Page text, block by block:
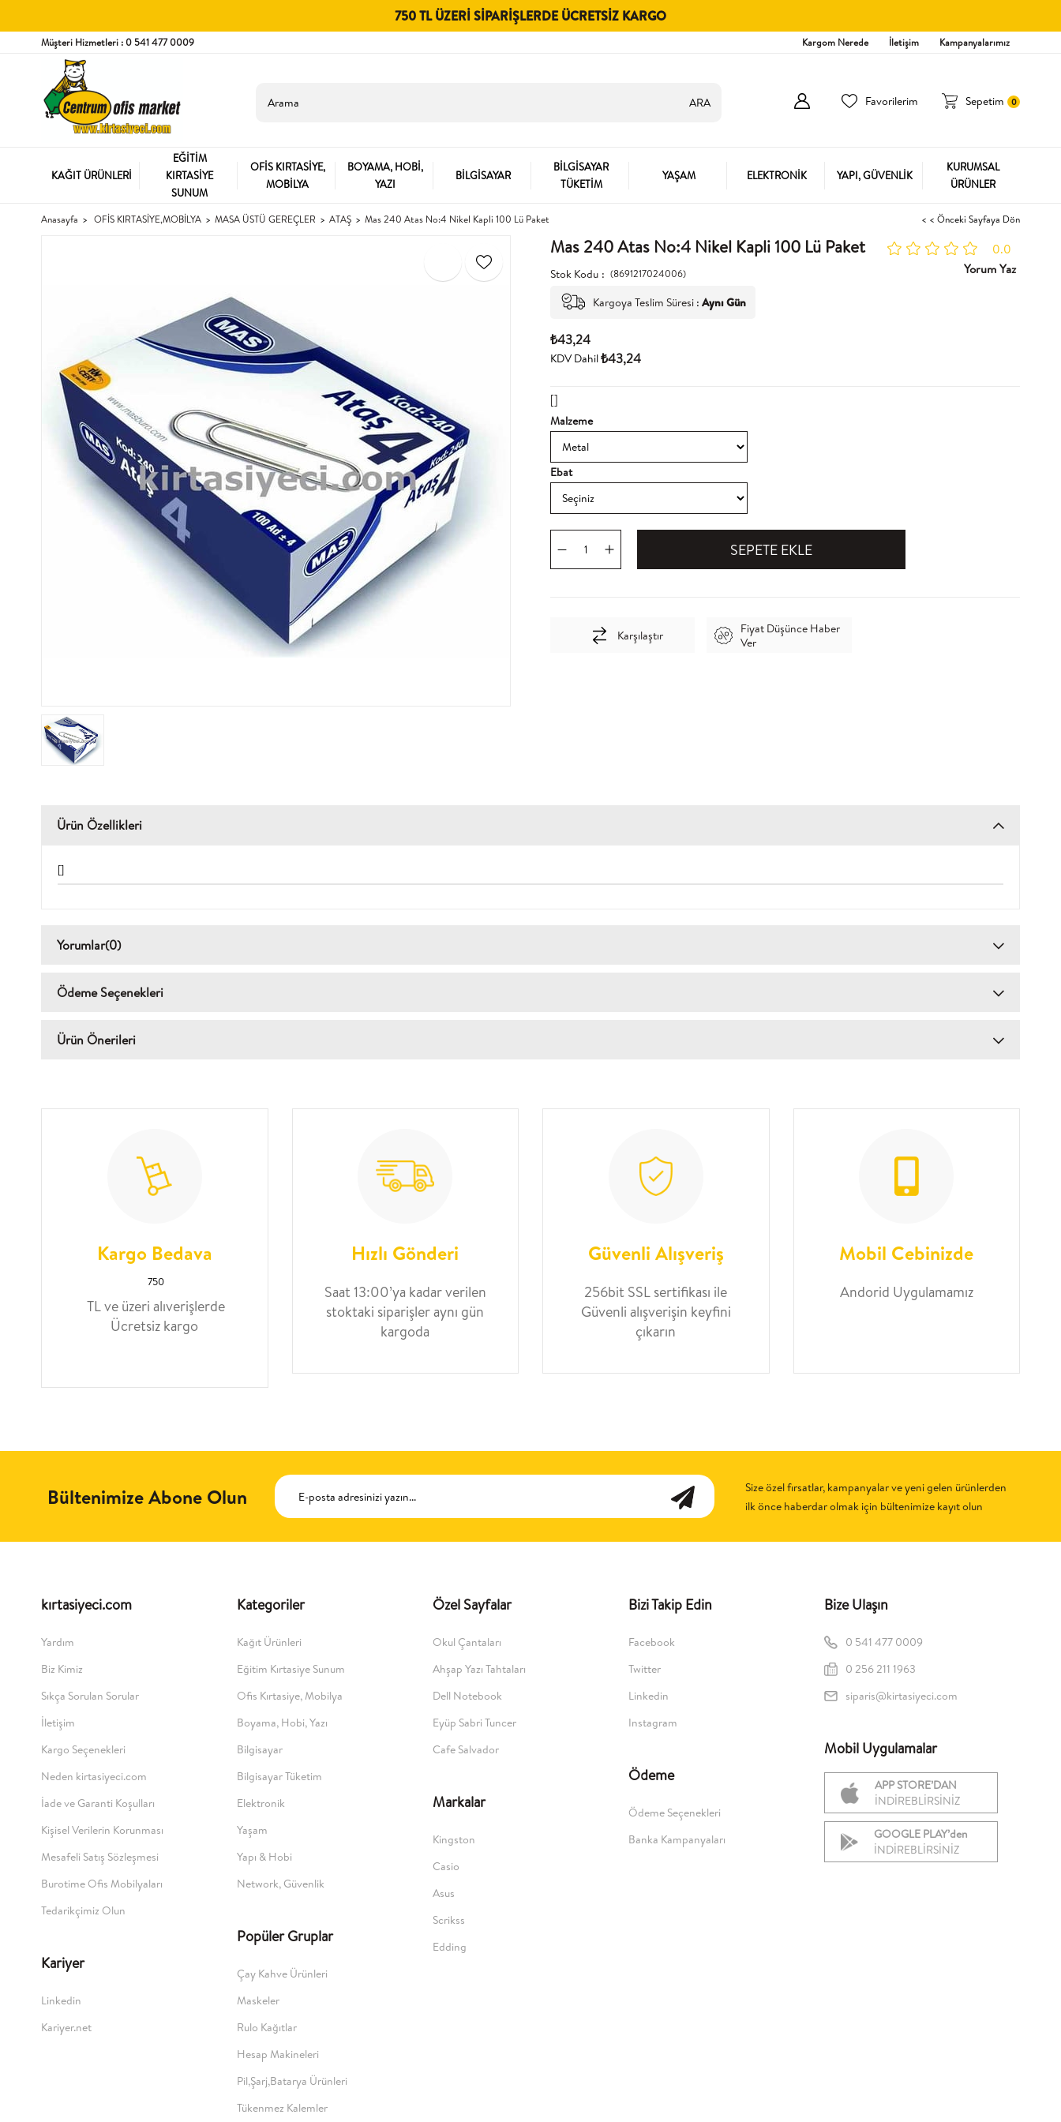
750 TL ÜZERI SIPARIŞLERDE ÜCRETSIZ KARGO
Müşteri Hizmetleri : 0 541 477 0009 Kargom Nerede İletişim Kampanyalarımız
Sepetim 0
Favorilerim
KAĞIT ÜRÜNLERİ
EĞİTİM
KIRTASİYE
SUNUM
OFİS KIRTASİYE,
MOBİLYA
BOYAMA, HOBİ,
YAZI
BİLGİSAYAR
BİLGİSAYAR
TÜKETİM
YAŞAM ELEKTRONİK YAPI, GÜVENLİK
KURUMSAL
ÜRÜNLER
Anasayfa OFİS KIRTASİYE,MOBİLYA MASA ÜSTÜ GEREÇLER ATAŞ Mas 240 Atas No:4 Nikel Kapli 100 Lü Paket < < Önceki Sayfaya Dön
Mas 240 Atas No:4 Nikel Kapli 100 Lü Paket
0.0
Yorum Yaz
Stok Kodu (8691217024006)
Kargoya Teslim Süresi : Aynı Gün
₺43,24
KDV Dahil₺43,24
[]
Malzeme
Ebat
Karşılaştır
Fiyat Düşünce Haber
Ver
Ürün Özellikleri
[]
Yorumlar(0)
Ödeme Seçenekleri
Ürün Önerileri
Kargo Bedava
750
TL ve üzeri alıverişlerde
Ücretsiz kargo
Hızlı Gönderi
Saat 13:00’ya kadar verilen
stoktaki siparişler aynı gün
kargoda
Güvenli Alışveriş
256bit SSL sertifikası ile
Güvenli alışverişin keyfini
çıkarın
Mobil Cebinizde
Andorid Uygulamamız
Bültenimize Abone Olun
Size özel fırsatlar, kampanyalar ve yeni gelen ürünlerden
ilk önce haberdar olmak için bültenimize kayıt olun
kırtasiyeci.com
Yardım
Biz Kimiz
Sıkça Sorulan Sorular
İletişim
Kargo Seçenekleri
Neden kirtasiyeci.com
İade ve Garanti Koşulları
Kişisel Verilerin Korunması
Mesafeli Satış Sözleşmesi
Burotime Ofis Mobilyaları
Tedarikçimiz Olun
Kariyer
Linkedin
Kariyer.net
Kategoriler
Kağıt Ürünleri
Eğitim Kırtasiye Sunum
Ofis Kırtasiye, Mobilya
Boyama, Hobi, Yazı
Bilgisayar
Bilgisayar Tüketim
Elektronik
Yaşam
Yapı & Hobi
Network, Güvenlik
Popüler Gruplar
Çay Kahve Ürünleri
Maskeler
Rulo Kağıtlar
Hesap Makineleri
Pil,Şarj,Batarya Ürünleri
Tükenmez Kalemler
Özel Sayfalar
Okul Çantaları
Ahşap Yazı Tahtaları
Dell Notebook
Eyüp Sabri Tuncer
Cafe Salvador
Markalar
Kingston
Casio
Asus
Scrikss
Edding
Bizi Takip Edin
Facebook
Twitter
Linkedin
Instagram
Ödeme
Ödeme Seçenekleri
Banka Kampanyaları
Bize Ulaşın
0 541 477 0009
0 256 211 1963
siparis@kirtasiyeci.com
Mobil Uygulamalar
APP STORE’DAN
İNDİREBLİRSİNİZ
GOOGLE PLAY’den
İNDİREBLİRSİNİZ